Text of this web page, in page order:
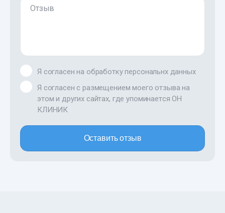
Отзыв
Я согласен на обработку персональнх данных
Я согласен с размещением моего отзыва на
этом и других сайтах, где упоминается ОН
КЛИНИК
Оставить отзыв